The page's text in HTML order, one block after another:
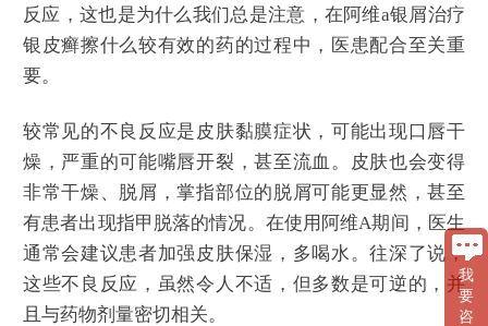
反应，这也是为什么我们总是注意，在阿维a银屑治疗
银皮癣擦什么较有效的药的过程中，医患配合至关重
要。
较常见的不良反应是皮肤黏膜症状，可能出现口唇干
燥，严重的可能嘴唇开裂，甚至流血。皮肤也会变得
非常干燥、脱屑，掌指部位的脱屑可能更显然，甚至
有患者出现指甲脱落的情况。在使用阿维A期间，医生
通常会建议患者加强皮肤保湿，多喝水。往深了说，
这些不良反应，虽然令人不适，但多数是可逆的，并
且与药物剂量密切相关。
我
要
咨